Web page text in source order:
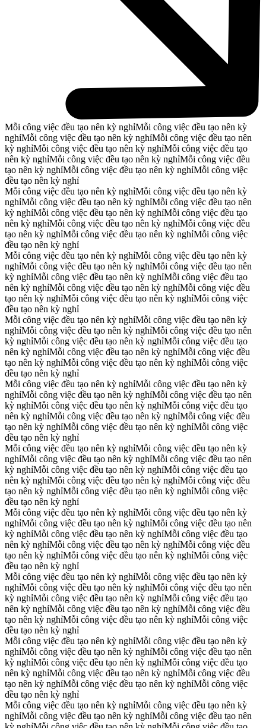
Mỗi công việc đều tạo nên kỳ nghỉMỗi công việc đều tạo nên kỳ
nghỉMỗi công việc đều tạo nên kỳ nghỉMỗi công việc đều tạo nên
kỳ nghỉMỗi công việc đều tạo nên kỳ nghỉMỗi công việc đều tạo
nên kỳ nghỉMỗi công việc đều tạo nên kỳ nghỉMỗi công việc đều
tạo nên kỳ nghỉMỗi công việc đều tạo nên kỳ nghỉMỗi công việc
đều tạo nên kỳ nghỉ
Mỗi công việc đều tạo nên kỳ nghỉMỗi công việc đều tạo nên kỳ
nghỉMỗi công việc đều tạo nên kỳ nghỉMỗi công việc đều tạo nên
kỳ nghỉMỗi công việc đều tạo nên kỳ nghỉMỗi công việc đều tạo
nên kỳ nghỉMỗi công việc đều tạo nên kỳ nghỉMỗi công việc đều
tạo nên kỳ nghỉMỗi công việc đều tạo nên kỳ nghỉMỗi công việc
đều tạo nên kỳ nghỉ
Mỗi công việc đều tạo nên kỳ nghỉMỗi công việc đều tạo nên kỳ
nghỉMỗi công việc đều tạo nên kỳ nghỉMỗi công việc đều tạo nên
kỳ nghỉMỗi công việc đều tạo nên kỳ nghỉMỗi công việc đều tạo
nên kỳ nghỉMỗi công việc đều tạo nên kỳ nghỉMỗi công việc đều
tạo nên kỳ nghỉMỗi công việc đều tạo nên kỳ nghỉMỗi công việc
đều tạo nên kỳ nghỉ
Mỗi công việc đều tạo nên kỳ nghỉMỗi công việc đều tạo nên kỳ
nghỉMỗi công việc đều tạo nên kỳ nghỉMỗi công việc đều tạo nên
kỳ nghỉMỗi công việc đều tạo nên kỳ nghỉMỗi công việc đều tạo
nên kỳ nghỉMỗi công việc đều tạo nên kỳ nghỉMỗi công việc đều
tạo nên kỳ nghỉMỗi công việc đều tạo nên kỳ nghỉMỗi công việc
đều tạo nên kỳ nghỉ
Mỗi công việc đều tạo nên kỳ nghỉMỗi công việc đều tạo nên kỳ
nghỉMỗi công việc đều tạo nên kỳ nghỉMỗi công việc đều tạo nên
kỳ nghỉMỗi công việc đều tạo nên kỳ nghỉMỗi công việc đều tạo
nên kỳ nghỉMỗi công việc đều tạo nên kỳ nghỉMỗi công việc đều
tạo nên kỳ nghỉMỗi công việc đều tạo nên kỳ nghỉMỗi công việc
đều tạo nên kỳ nghỉ
Mỗi công việc đều tạo nên kỳ nghỉMỗi công việc đều tạo nên kỳ
nghỉMỗi công việc đều tạo nên kỳ nghỉMỗi công việc đều tạo nên
kỳ nghỉMỗi công việc đều tạo nên kỳ nghỉMỗi công việc đều tạo
nên kỳ nghỉMỗi công việc đều tạo nên kỳ nghỉMỗi công việc đều
tạo nên kỳ nghỉMỗi công việc đều tạo nên kỳ nghỉMỗi công việc
đều tạo nên kỳ nghỉ
Mỗi công việc đều tạo nên kỳ nghỉMỗi công việc đều tạo nên kỳ
nghỉMỗi công việc đều tạo nên kỳ nghỉMỗi công việc đều tạo nên
kỳ nghỉMỗi công việc đều tạo nên kỳ nghỉMỗi công việc đều tạo
nên kỳ nghỉMỗi công việc đều tạo nên kỳ nghỉMỗi công việc đều
tạo nên kỳ nghỉMỗi công việc đều tạo nên kỳ nghỉMỗi công việc
đều tạo nên kỳ nghỉ
Mỗi công việc đều tạo nên kỳ nghỉMỗi công việc đều tạo nên kỳ
nghỉMỗi công việc đều tạo nên kỳ nghỉMỗi công việc đều tạo nên
kỳ nghỉMỗi công việc đều tạo nên kỳ nghỉMỗi công việc đều tạo
nên kỳ nghỉMỗi công việc đều tạo nên kỳ nghỉMỗi công việc đều
tạo nên kỳ nghỉMỗi công việc đều tạo nên kỳ nghỉMỗi công việc
đều tạo nên kỳ nghỉ
Mỗi công việc đều tạo nên kỳ nghỉMỗi công việc đều tạo nên kỳ
nghỉMỗi công việc đều tạo nên kỳ nghỉMỗi công việc đều tạo nên
kỳ nghỉMỗi công việc đều tạo nên kỳ nghỉMỗi công việc đều tạo
nên kỳ nghỉMỗi công việc đều tạo nên kỳ nghỉMỗi công việc đều
tạo nên kỳ nghỉMỗi công việc đều tạo nên kỳ nghỉMỗi công việc
đều tạo nên kỳ nghỉ
Mỗi công việc đều tạo nên kỳ nghỉMỗi công việc đều tạo nên kỳ
nghỉMỗi công việc đều tạo nên kỳ nghỉMỗi công việc đều tạo nên